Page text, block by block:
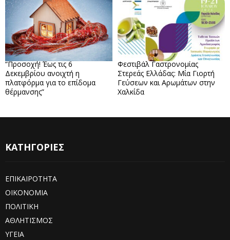
“Προσοχή! Έως τις 6
Δεκεμβρίου ανοιχτή η
πλατφόρμα για το επίδομα
θέρμανσης”
Φεστιβάλ Γαστρονομίας
Στερεάς Ελλάδας: Μία Γιορτή
Γεύσεων και Αρωμάτων στην
Χαλκίδα
ΚΑΤΗΓΟΡΙΕΣ
ΕΠΙΚΑΙΡΟΤΗΤΑ
ΟΙΚΟΝΟΜΙΑ
ΠΟΛΙΤΙΚΗ
ΑΘΛΗΤΙΣΜΟΣ
ΥΓΕΙΑ